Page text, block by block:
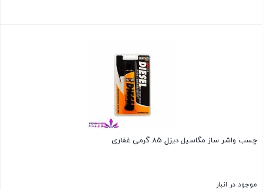
چسب واشر ساز مگاسیل دیزل 85 گرمی غفاری
موجود در انبار